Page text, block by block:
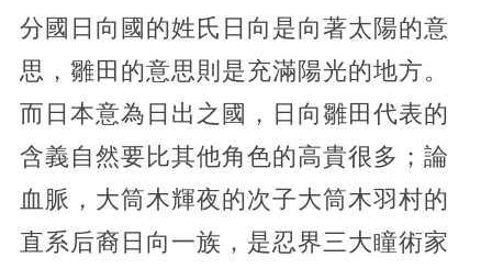
分國日向國的姓氏日向是向著太陽的意
思，雛田的意思則是充滿陽光的地方。
而日本意為日出之國，日向雛田代表的
含義自然要比其他角色的高貴很多；論
血脈，大筒木輝夜的次子大筒木羽村的
直系后裔日向一族，是忍界三大瞳術家